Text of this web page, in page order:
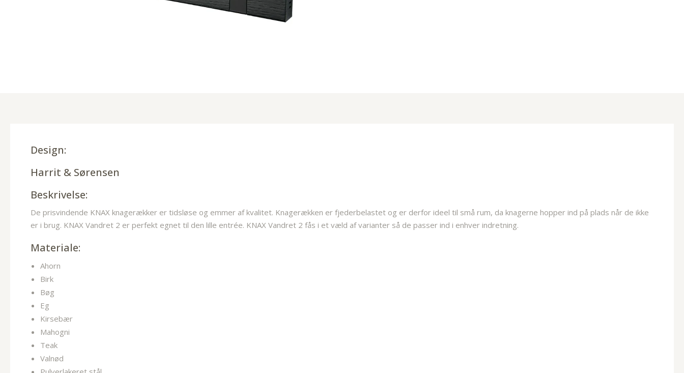
Design:
Harrit & Sørensen
Beskrivelse:
De prisvindende KNAX knagerækker er tidsløse og emmer af kvalitet. Knagerækken er fjederbelastet og er derfor ideel til små rum, da knagerne hopper ind på plads når de ikke
er i brug. KNAX Vandret 2 er perfekt egnet til den lille entrée. KNAX Vandret 2 fås i et væld af varianter så de passer ind i enhver indretning.
Materiale:
Ahorn
Birk
Bøg
Eg
Kirsebær
Mahogni
Teak
Valnød